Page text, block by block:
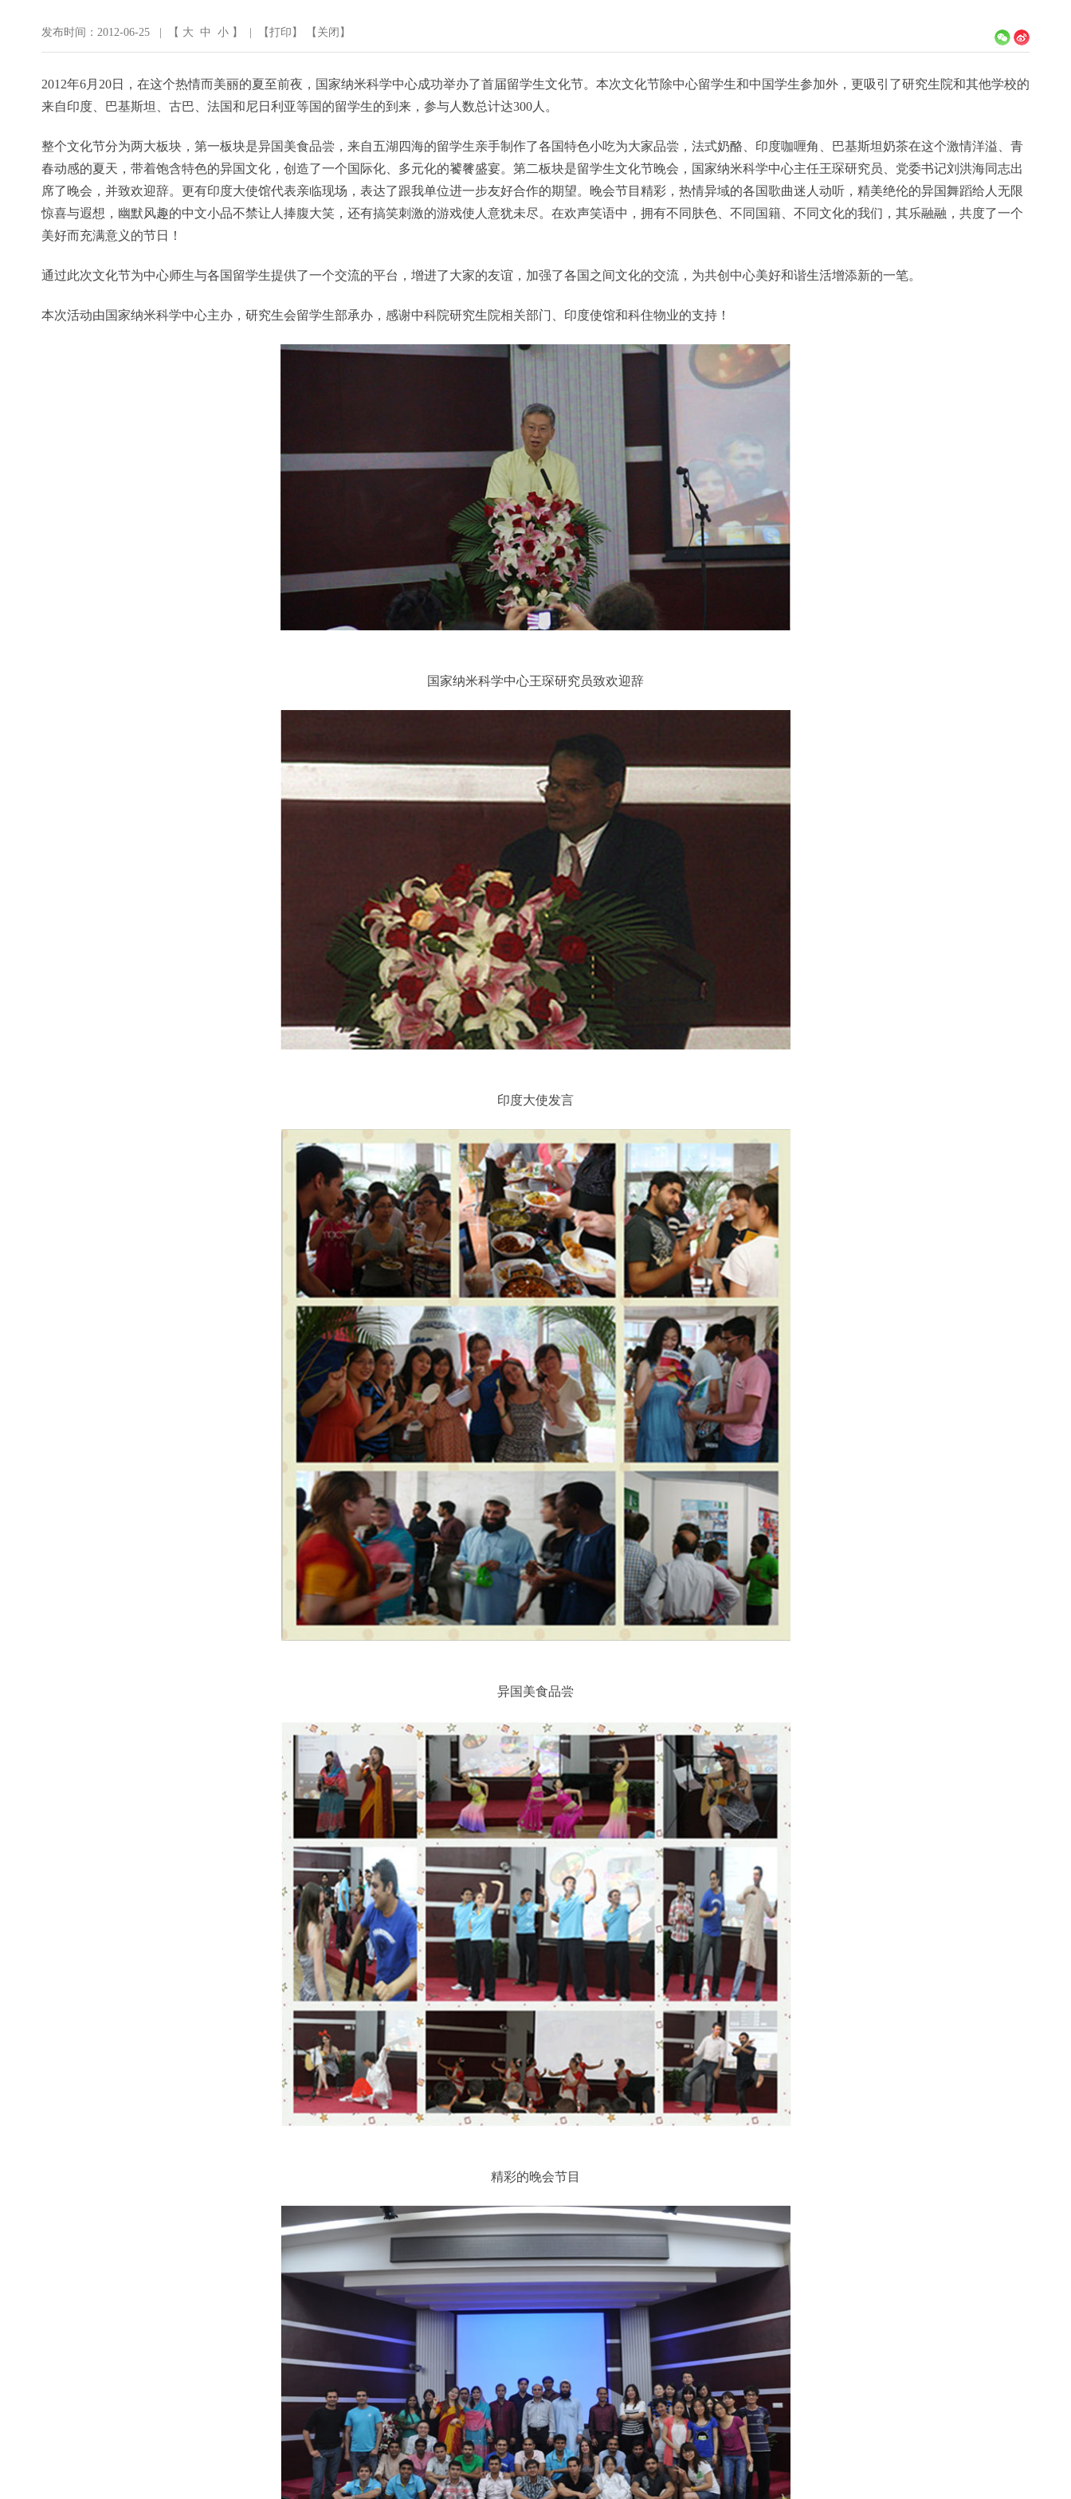
发布时间：2012-06-25 | 【 大 中 小 】 | 【 打印 】 【 关闭 】
2012年6月20日，在这个热情而美丽的夏至前夜，国家纳米科学中心成功举办了首届留学生文化节。本次文化节除中心留学生和中国学生参加外，更吸引了研究生院和其他学校的
来自印度、巴基斯坦、古巴、法国和尼日利亚等国的留学生的到来，参与人数总计达300人。
整个文化节分为两大板块，第一板块是异国美食品尝，来自五湖四海的留学生亲手制作了各国特色小吃为大家品尝，法式奶酪、印度咖喱角、巴基斯坦奶茶在这个激情洋溢、青
春动感的夏天，带着饱含特色的异国文化，创造了一个国际化、多元化的饕餮盛宴。第二板块是留学生文化节晚会，国家纳米科学中心主任王琛研究员、党委书记刘洪海同志出
席了晚会，并致欢迎辞。更有印度大使馆代表亲临现场，表达了跟我单位进一步友好合作的期望。晚会节目精彩，热情异域的各国歌曲迷人动听，精美绝伦的异国舞蹈给人无限
惊喜与遐想，幽默风趣的中文小品不禁让人捧腹大笑，还有搞笑刺激的游戏使人意犹未尽。在欢声笑语中，拥有不同肤色、不同国籍、不同文化的我们，其乐融融，共度了一个
美好而充满意义的节日！
通过此次文化节为中心师生与各国留学生提供了一个交流的平台，增进了大家的友谊，加强了各国之间文化的交流，为共创中心美好和谐生活增添新的一笔。
本次活动由国家纳米科学中心主办，研究生会留学生部承办，感谢中科院研究生院相关部门、印度使馆和科住物业的支持！
国家纳米科学中心王琛研究员致欢迎辞
印度大使发言
异国美食品尝
精彩的晚会节目